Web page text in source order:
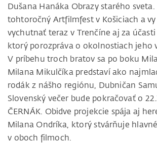
Dušana Hanáka Obrazy starého
tohtoročný Artfilmfest v Košiciach a
vychutnať teraz v Trenčíne aj za účasti
ktorý porozpráva o okolnostiach jeho
V príbehu troch bratov sa po boku
Milana Mikulčíka predstaví ako
rodák z nášho regiónu, Dubničan
Slovenský večer bude pokračovať o
ČERNÁK. Obidve projekcie spája aj
Milana Ondríka, ktorý stvárňuje
v oboch filmoch.